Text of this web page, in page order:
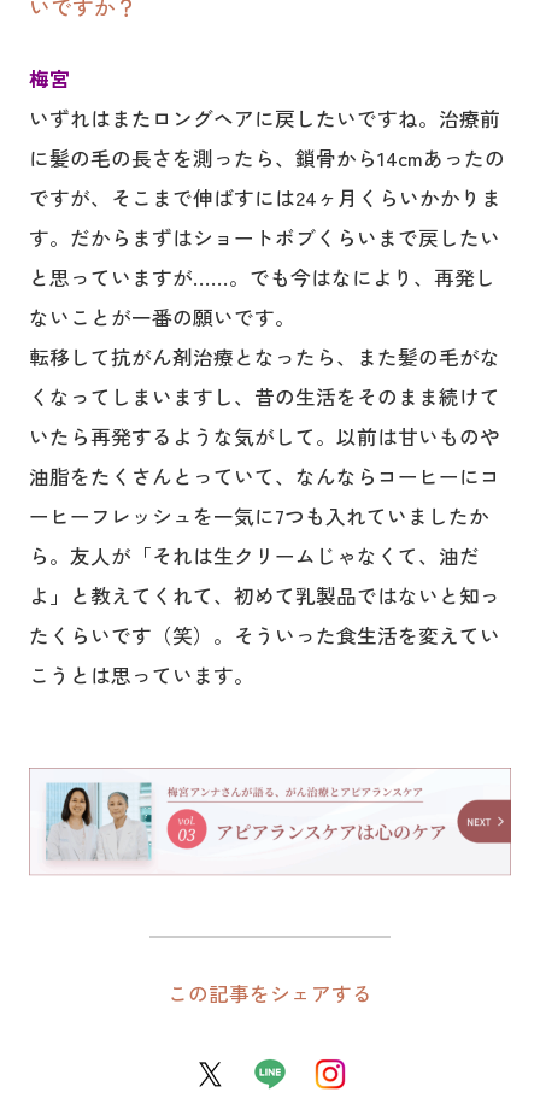
梅宮
いずれはまたロングヘアに戻したいですね。治療前
に髪の毛の長さを測ったら、鎖骨から14cmあったの
ですが、そこまで伸ばすには24ヶ月くらいかかりま
す。だからまずはショートボブくらいまで戻したい
と思っていますが……。でも今はなにより、再発し
ないことが一番の願いです。
転移して抗がん剤治療となったら、また髪の毛がな
くなってしまいますし、昔の生活をそのまま続けて
いたら再発するような気がして。以前は甘いものや
油脂をたくさんとっていて、なんならコーヒーにコ
ーヒーフレッシュを一気に7つも入れていましたか
ら。友人が「それは生クリームじゃなくて、油だ
よ」と教えてくれて、初めて乳製品ではないと知っ
たくらいです（笑）。そういった食生活を変えてい
こうとは思っています。
この記事をシェアする